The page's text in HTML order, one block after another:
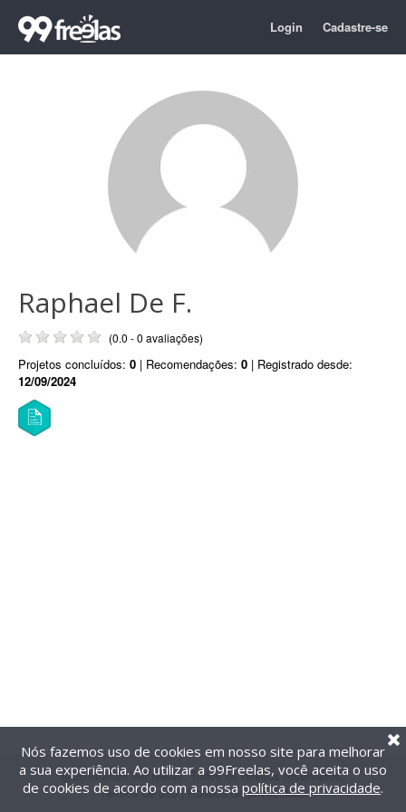
Login Cadastre-se
Raphael De F.
(0.0 - 0 avaliações)
Projetos concluídos: 0 | Recomendações: 0 | Registrado desde:
12/09/2024
@2014-2026 99Freelas. Todos os direitos reservados.
Termos de uso| Política de privacidade
Nós fazemos uso de cookies em nosso site para melhorar
a sua experiência. Ao utilizar a 99Freelas, você aceita o uso
de cookies de acordo com a nossa política de privacidade.